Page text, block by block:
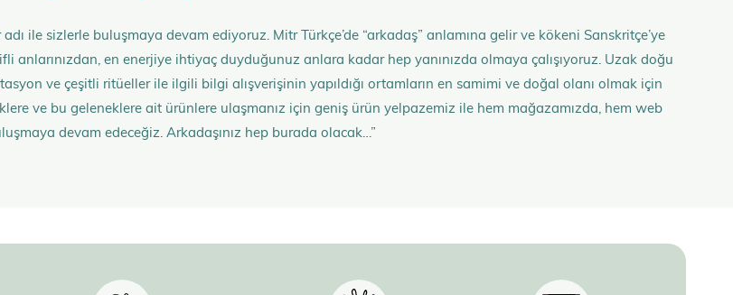
ile sizlerle buluşmaya devam ediyoruz. Mitr Türkçe’de “arkadaş” anlamına gelir ve kökeni Sanskritçe’ye
anlarınızdan, en enerjiye ihtiyaç duyduğunuz anlara kadar hep yanınızda olmaya çalışıyoruz. Uzak doğu
ve çeşitli ritüeller ile ilgili bilgi alışverişinin yapıldığı ortamların en samimi ve doğal olanı olmak için
ve bu geleneklere ait ürünlere ulaşmanız için geniş ürün yelpazemiz ile hem mağazamızda, hem web
devam edeceğiz. Arkadaşınız hep burada olacak…”